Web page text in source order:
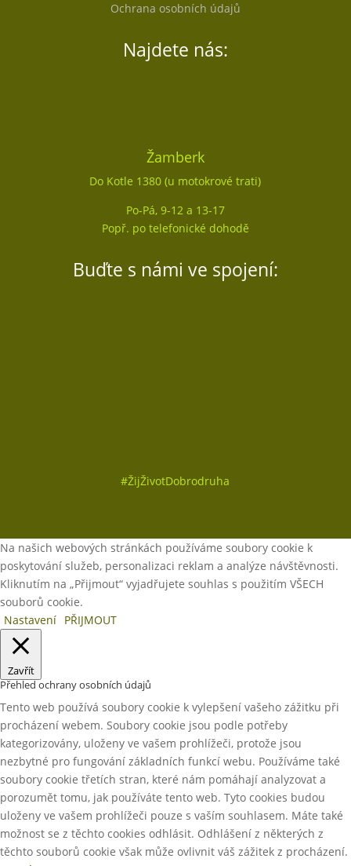
Ochrana osobních údajů
Najdete nás:
Žamberk
Do Kotle 1380 (u motokrové trati)
Po-Pá, 9-12 a 13-17
Popř. po telefonické dohodě
Buďte s námi ve spojení:
#ŽijŽivotDobrodruha
Na našich webových stránkách používáme soubory cookie k
poskytování služeb, personalizaci reklam a analýze návštěvnosti.
Kliknutím na „Přijmout“ vyjadřujete souhlas s použitím VŠECH
souborů cookie.
Nastavení PŘIJMOUT
Zavřít
Přehled ochrany osobních údajů
Tento web používá soubory cookie k vylepšení vašeho zážitku při
procházení webem. Soubory cookie jsou podle potřeby
kategorizovány, uloženy ve vašem prohlížeči, protože jsou
nezbytné pro fungování základních funkcí webu. Používáme také
soubory cookie třetích stran, které nám pomáhají analyzovat a
porozumět tomu, jak používáte tento web. Tyto cookies budou
uloženy ve vašem prohlížeči pouze s vaším souhlasem. Máte také
možnost se z těchto cookies odhlásit. Odhlášení z některých z
těchto souborů cookie však může ovlivnit váš zážitek z procházení.